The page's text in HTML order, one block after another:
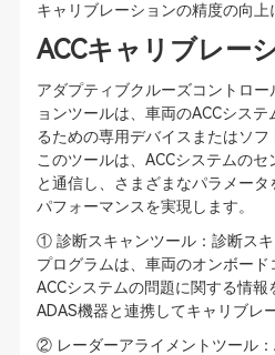
キャリブレーションの精度の向上
ACCキャリブレー
アダプティブクルーズコントロー
ョンツールは、車両のACCシス
るための専用デバイスまたはソフ
このツールは、ACCシステムの
と通信し、さまざまなパラメー
パフォーマンスを実現します。
① 診断スキャンツール：診断ス
プログラムは、車両のオンボード
ACCシステムの問題に関する情報
ADAS機器と連携してキャリブレ
② レーダーアライメントツール